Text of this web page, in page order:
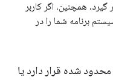
همچنین، اگر کاربر
برنامه شما را در
شده قرار دارد یا